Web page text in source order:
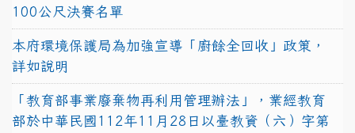
100公尺決賽名單
本府環境保護局為加強宣導「廚餘全回收」政策，
詳如說明
「教育部事業廢棄物再利用管理辦法」，業經教育
部於中華民國112年11月28日以臺教資（六）字第